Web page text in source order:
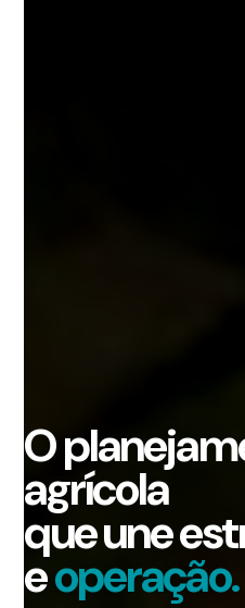
O
agrícola
que une
eoperação.